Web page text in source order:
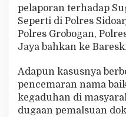
pelaporan terhadap
Seperti di Polres
Polres Grobogan,
Jaya bahkan ke
Adapun kasusnya
pencemaran nama
kegaduhan di
dugaan pemalsuan